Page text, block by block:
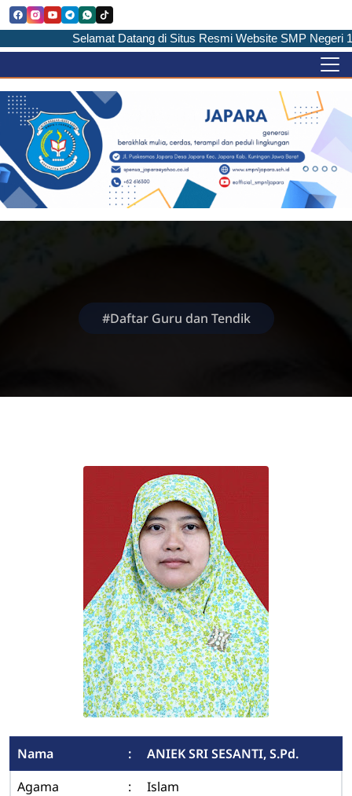
Selamat Datang di Situs Resmi Website SMP Negeri 1
#Daftar Guru dan Tendik
Nama :
ANIEK SRI SESANTI, S.Pd.
Agama
:
Islam